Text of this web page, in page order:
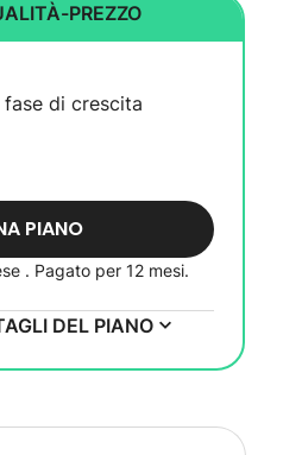
PREZZO
di crescita
PIANO
. Pagato per 12 mesi.
DEL PIANO